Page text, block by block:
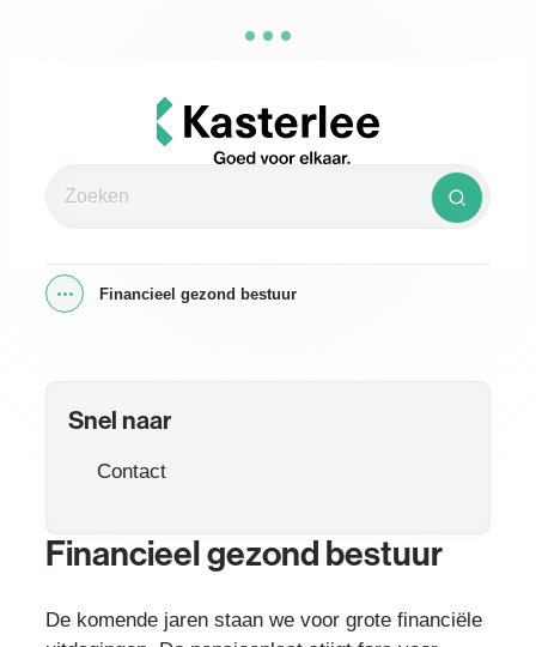
Kasterlee
Zoeken Zoeken
Toon alle broodkruimel items
Financieel gezond bestuur
Snel naar
Contact
Financieel gezond bestuur
De komende jaren staan we voor grote financiële